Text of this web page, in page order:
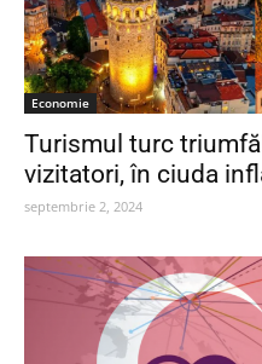
Economie
Turismul turc
vizitatori, în ciuda
septembrie 2, 2024